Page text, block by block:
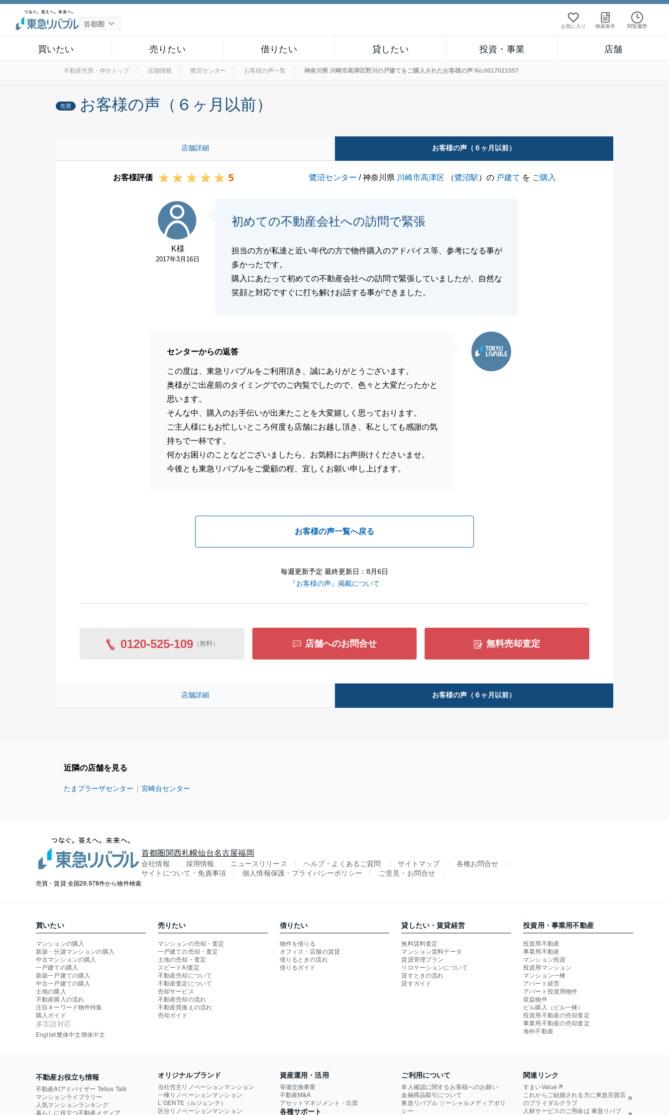
お気に入り 検索条件 閲覧履歴
買いたい 売りたい 借りたい 貸したい 投資・事業 店舗
不動産売買・仲介トップ 店舗情報 鷺沼センター お客様の声一覧 神奈川県 川崎市高津区野川の戸建てをご購入されたお客様の声 No.0017021557
売買 お客様の声（６ヶ月以前）
店舗詳細 お客様の声（６ヶ月以前）
お客様評価 5 鷺沼センター / 神奈川県 川崎市高津区 （鷺沼駅）の 戸建て を ご購入
K様
2017年3月16日
初めての不動産会社への訪問で緊張
担当の方が私達と近い年代の方で物件購入のアドバイス等、参考になる事が
多かったです。
購入にあたって初めての不動産会社への訪問で緊張していましたが、自然な
笑顔と対応ですぐに打ち解けお話する事ができました。
センターからの返答
この度は、東急リバブルをご利用頂き、誠にありがとうございます。
奥様がご出産前のタイミングでのご内覧でしたので、色々と大変だったかと
思います。
そんな中、購入のお手伝いが出来たことを大変嬉しく思っております。
ご主人様にもお忙しいところ何度も店舗にお越し頂き、私としても感謝の気
持ちで一杯です。
何かお困りのことなどございましたら、お気軽にお声掛けくださいませ。
今後とも東急リバブルをご愛顧の程、宜しくお願い申し上げます。
お客様の声一覧へ戻る
毎週更新予定 最終更新日：8月6日
『お客様の声』掲載について
0120-525-109（無料） 店舗へのお問合せ 無料売却査定
店舗詳細 お客様の声（６ヶ月以前）
近隣の店舗を見る
たまプラーザセンター 宮崎台センター
売買・賃貸 全国29,978件から物件検索
首都圏関西札幌仙台名古屋福岡
会社情報 採用情報 ニュースリリース ヘルプ・よくあるご質問 サイトマップ
各種お問合せ
サイトについて・免責事項
個人情報保護・プライバシーポリシー ご意見・お問合せ
買いたい
マンションの購入
新築・分譲マンションの購入
中古マンションの購入
一戸建ての購入
新築一戸建ての購入
中古一戸建ての購入
土地の購入
不動産購入の流れ
注目キーワード物件特集
購入ガイド
多言語対応
English繁体中文簡体中文
売りたい
マンションの売却・査定
一戸建ての売却・査定
土地の売却・査定
スピードAI査定
不動産売却について
不動産査定について
売却サービス
不動産売却の流れ
不動産買換えの流れ
売却ガイド
借りたい
物件を借りる
オフィス・店舗の賃貸
借りるときの流れ
借りるガイド
貸したい・賃貸経営
無料賃料査定
マンション賃料データ
賃貸管理プラン
リロケーションについて
貸すときの流れ
貸すガイド
投資用・事業用不動産
投資用不動産
事業用不動産
マンション投資
投資用マンション
マンション一棟
アパート経営
アパート投資用物件
収益物件
ビル購入（ビル一棟）
投資用不動産の売却査定
事業用不動産の売却査定
海外不動産
不動産お役立ち情報
不動産AIアドバイザー Tellus Talk
マンションライブラリー
人気マンションランキング
暮らしに役立つ不動産メディア
オリジナルブランド
当社売主リノベーションマンション
一棟リノベーションマンション
L`GENTE（ルジェンテ）
区分リノベーションマンション
資産運用・活用
等価交換事業
不動産M&A
アセットマネジメント・出資
各種サポート
ご利用について
本人確認に関するお客様へのお願い
金融商品取引について
東急リバブル ソーシャルメディアポリ
シー
関連リンク
すまいValue
これからご結婚される方に東急百貨店
のブライダルクラブ
人材サービスのご用命は 東急リバブ